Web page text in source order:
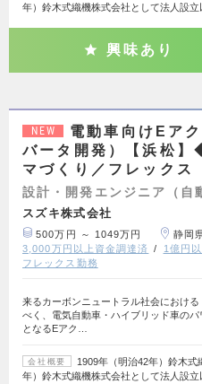
年）鈴木式織機株式会社として法人設立
興味あり
NEW
電動車向けEア
バータ開発）【浜松
マづくり／フレックス
設計・開発エンジニア（自
スズキ株式会社
500万円 ～ 1049万円 静岡
3,000万円以上資金調達済
1億円
フレックス勤務
来るカーボンニュートラル社会におけ
べく、電気自動車・ハイブリッド車の
となるEアク…
会社概要
1909年（明治42年）鈴木
年）鈴木式織機株式会社として法人設立